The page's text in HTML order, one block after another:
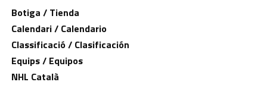
Botiga / Tienda
Calendari / Calendario
Classificació / Clasificación
Equips / Equipos
NHL Català